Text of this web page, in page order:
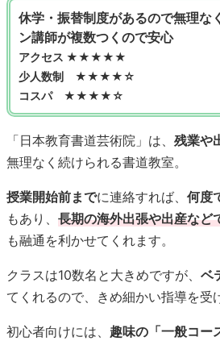
休学・振替制度があるので無理な
ン講師が複数つくので安心
アクセス ★★★★★
少人数制 ★★★★☆
コスパ ★★★★☆
「日本教育書道芸術院」は、 残業や
無理なく続けられる書道教室。
授業開始前までに連絡すれば、 何度
もあり、 長期の海外出張や出産など
も融通を利かせてくれます。
クラスは10数名と大きめですが、 ベ
てくれるので、きめ細かい指導を受
初心者向けには、 趣味の「一般コー